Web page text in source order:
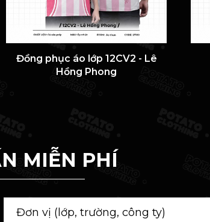
Đồng phục áo lớp 12CV2 - Lê
Hồng Phong
MIỄN PHÍ